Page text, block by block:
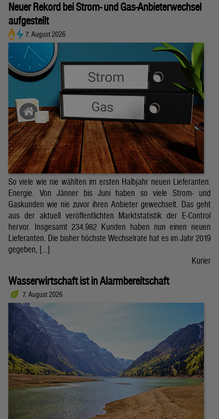
Neuer Rekord bei Strom- und Gas-Anbieterwechsel
aufgestellt
7. August 2026
So viele wie nie wählten im ersten Halbjahr neuen Lieferanten.
Energie. Von Jänner bis Juni haben so viele Strom- und
Gaskunden wie nie zuvor ihren Anbieter gewechselt. Das geht
aus der aktuell veröffentlichten Marktstatistik der E-Control
hervor. Insgesamt 234.982 Kunden haben nun einen neuen
Lieferanten. Die bisher höchste Wechselrate hat es im Jahr 2019
gegeben, […]
Kurier
Wasserwirtschaft ist in Alarmbereitschaft
7. August 2026